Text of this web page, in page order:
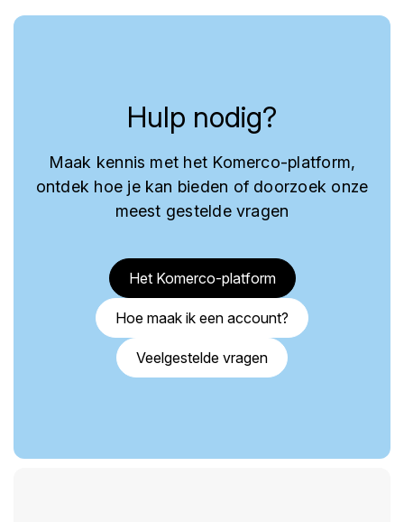
Hulp nodig?
Maak kennis met het Komerco-platform,
ontdek hoe je kan bieden of doorzoek onze
meest gestelde vragen
Het Komerco-platform
Hoe maak ik een account?
Veelgestelde vragen